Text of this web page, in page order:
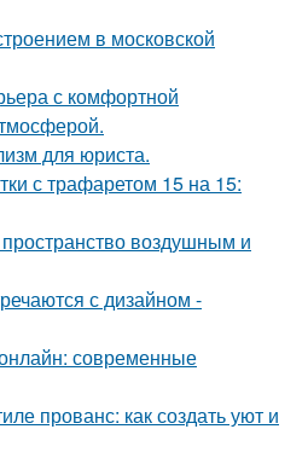
в московской
с комфортной
для юриста.
с трафаретом 15 на 15:
воздушным и
с дизайном -
современные
прованс: как создать уют и